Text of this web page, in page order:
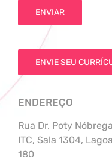
ENVIE SEU
ENDEREÇO
Rua Dr. Poty
ITC, Sala 1304,
180